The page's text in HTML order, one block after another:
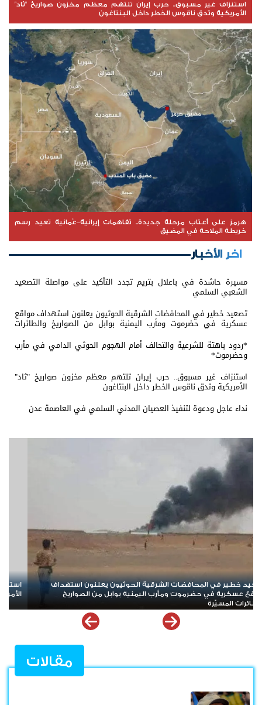
استنزاف غير مسبوق.. حرب إيران تلتهم معظم مخزون صواريخ "ثاد"
الأمريكية وتدق ناقوس الخطر داخل البنتاغون
هرمز على أعتاب مرحلة جديدة.. تفاهمات إيرانية–عُمانية تعيد رسم
خريطة الملاحة في المضيق
اخر الأخبار
مسيرة حاشدة في باعلال بتريم تجدد التأكيد على مواصلة التصعيد
الشعبي السلمي
تصعيد خطير في المحافضات الشرقية الحوثيون يعلنون استهداف مواقع
عسكرية في حضرموت ومأرب اليمنية بوابل من الصواريخ والطائرات
*ردود باهتة للشرعية والتحالف أمام الهجوم الحوثي الدامي في مأرب
وحضرموت*
استنزاف غير مسبوق.. حرب إيران تلتهم معظم مخزون صواريخ "ثاد"
الأمريكية وتدق ناقوس الخطر داخل البنتاغون
نداء عاجل ودعوة لتنفيذ العصيان المدني السلمي في العاصمة عدن
مسبوق.. حرب إيران تلتهم معظم مخزون صواريخ "ثاد"
ناقوس الخطر داخل البنتاغون
هرمز على أعتاب
خريطة الملاحة
مقالات